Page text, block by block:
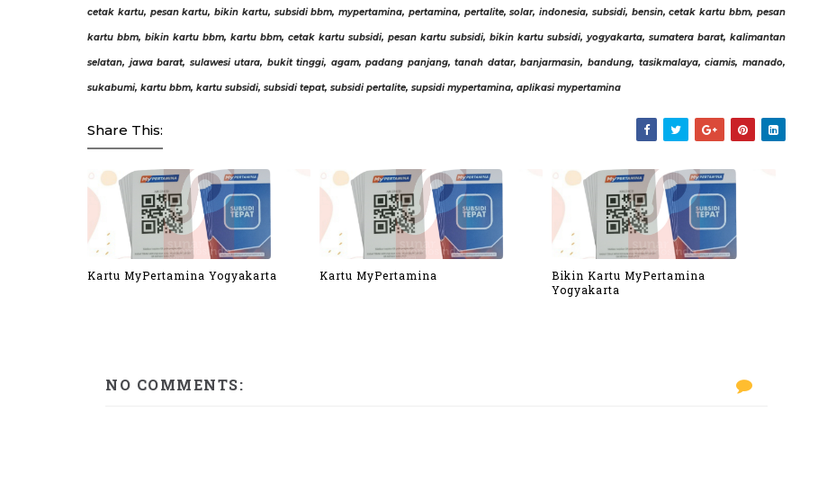
cetak kartu, pesan kartu, bikin kartu, subsidi bbm, mypertamina, pertamina, pertalite, solar, indonesia, subsidi, bensin, cetak kartu bbm, pesan
kartu bbm, bikin kartu bbm, kartu bbm, cetak kartu subsidi, pesan kartu subsidi, bikin kartu subsidi, yogyakarta, sumatera barat, kalimantan
selatan, jawa barat, sulawesi utara, bukit tinggi, agam, padang panjang, tanah datar, banjarmasin, bandung, tasikmalaya, ciamis, manado,
sukabumi, kartu bbm, kartu subsidi, subsidi tepat, subsidi pertalite, supsidi mypertamina, aplikasi mypertamina
Share This:
Kartu MyPertamina Yogyakarta Kartu MyPertamina
Bikin Kartu MyPertamina
Yogyakarta
NO COMMENTS: